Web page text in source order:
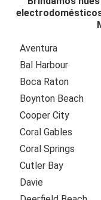
Aventura
Bal Harbour
Boca Raton
Boynton Beach
Cooper City
Coral Gables
Coral Springs
Cutler Bay
Davie